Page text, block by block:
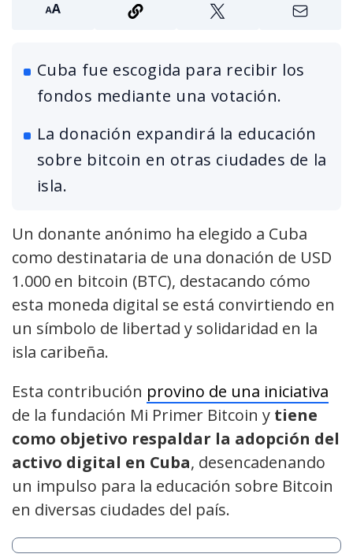
Cuba fue escogida para recibir los
fondos mediante una votación.
La donación expandirá la educación
sobre bitcoin en otras ciudades de la
isla.
Un donante anónimo ha elegido a Cuba
como destinataria de una donación de USD
1.000 en bitcoin (BTC), destacando cómo
esta moneda digital se está convirtiendo en
un símbolo de libertad y solidaridad en la
isla caribeña.
Esta contribución provino de una iniciativa
de la fundación Mi Primer Bitcoin y tiene
como objetivo respaldar la adopción del
activo digital en Cuba, desencadenando
un impulso para la educación sobre Bitcoin
en diversas ciudades del país.